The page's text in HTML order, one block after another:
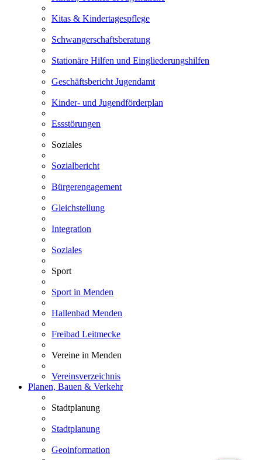
Kitas & Kindertagespflege
Schwangerschaftsberatung
Stationäre Hilfen und Eingliederungshilfen
Geschäftsbericht Jugendamt
Kinder- und Jugendförderplan
Essstörungen
Soziales
Sozialbericht
Bürgerengagement
Gleichstellung
Integration
Soziales
Sport
Sport in Menden
Hallenbad Menden
Freibad Leitmecke
Vereine in Menden
Vereinsverzeichnis
Planen, Bauen & Verkehr
Stadtplanung
Stadtplanung
Geoinformation